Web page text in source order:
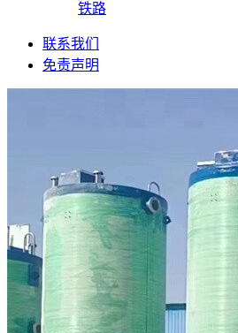
铁路
联系我们
免责声明